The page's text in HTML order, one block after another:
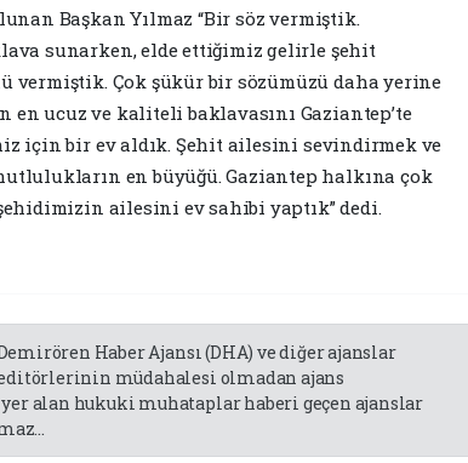
Başkan Yılmaz “Bir söz vermiştik.
sunarken, elde ettiğimiz gelirle şehit
vermiştik. Çok şükür bir sözümüzü daha yerine
ucuz ve kaliteli baklavasını Gaziantep’te
için bir ev aldık. Şehit ailesini sevindirmek ve
en büyüğü. Gaziantep halkına çok
ailesini ev sahibi yaptık” dedi.
Haber Ajansı (DHA) ve diğer ajanslar
müdahalesi olmadan ajans
alan hukuki muhataplar haberi geçen ajanslar